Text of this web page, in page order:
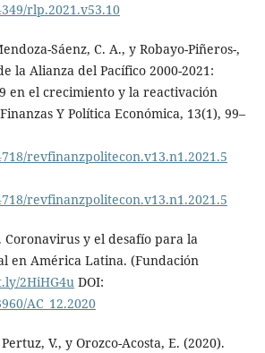
rlp.2021.v53.10
Sáenz, C. A., y Robayo-Piñeros-,
la Alianza del Pacífico 2000-2021:
en el crecimiento y la reactivación
Y Política Económica, 13(1), 99–
revfinanzpolitecon.v13.n1.2021.5
revfinanzpolitecon.v13.n1.2021.5
Coronavirus y el desafío para la
en América Latina. (Fundación
2HiHG4uDOI:
AC_12.2020
V., y Orozco-Acosta, E. (2020).